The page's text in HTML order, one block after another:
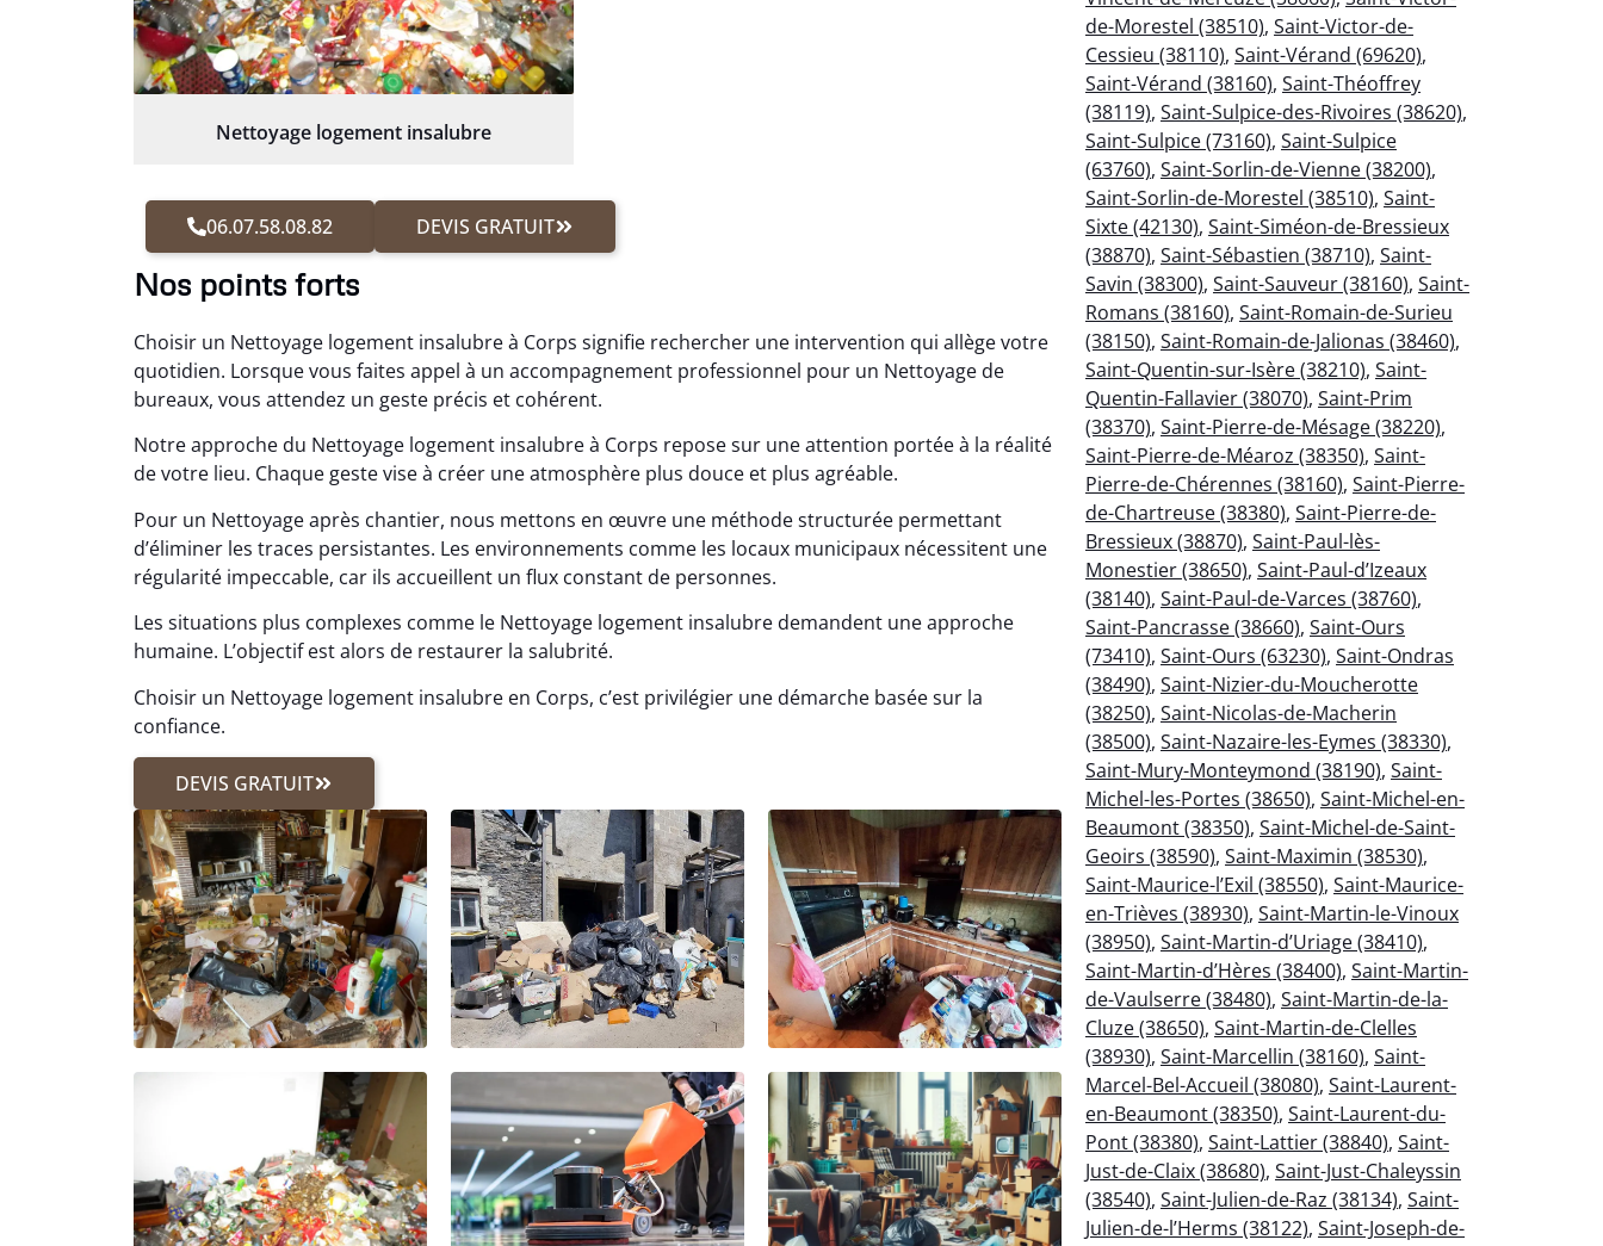
Nettoyage logement insalubre
06.07.58.08.82 DEVIS GRATUIT
Nos points forts
Choisir un Nettoyage logement insalubre à Corps signifie rechercher une intervention qui allège votre
quotidien. Lorsque vous faites appel à un accompagnement professionnel pour un Nettoyage de
bureaux, vous attendez un geste précis et cohérent.
Notre approche du Nettoyage logement insalubre à Corps repose sur une attention portée à la réalité
de votre lieu. Chaque geste vise à créer une atmosphère plus douce et plus agréable.
Pour un Nettoyage après chantier, nous mettons en œuvre une méthode structurée permettant
d’éliminer les traces persistantes. Les environnements comme les locaux municipaux nécessitent une
régularité impeccable, car ils accueillent un flux constant de personnes.
Les situations plus complexes comme le Nettoyage logement insalubre demandent une approche
humaine. L’objectif est alors de restaurer la salubrité.
Choisir un Nettoyage logement insalubre en Corps, c’est privilégier une démarche basée sur la
confiance.
DEVIS GRATUIT
de-Morestel (38510), Saint-Victor-de-
Cessieu (38110), Saint-Vérand (69620),
Saint-Vérand (38160), Saint-Théoffrey
(38119), Saint-Sulpice-des-Rivoires (38620),
Saint-Sulpice (73160), Saint-Sulpice
(63760), Saint-Sorlin-de-Vienne (38200),
Saint-Sorlin-de-Morestel (38510), Saint-
Sixte (42130), Saint-Siméon-de-Bressieux
(38870), Saint-Sébastien (38710), Saint-
Savin (38300), Saint-Sauveur (38160), Saint-
Romans (38160), Saint-Romain-de-Surieu
(38150), Saint-Romain-de-Jalionas (38460),
Saint-Quentin-sur-Isère (38210), Saint-
Quentin-Fallavier (38070), Saint-Prim
(38370), Saint-Pierre-de-Mésage (38220),
Saint-Pierre-de-Méaroz (38350), Saint-
Pierre-de-Chérennes (38160), Saint-Pierre-
de-Chartreuse (38380), Saint-Pierre-de-
Bressieux (38870), Saint-Paul-lès-
Monestier (38650), Saint-Paul-d’Izeaux
(38140), Saint-Paul-de-Varces (38760),
Saint-Pancrasse (38660), Saint-Ours
(73410), Saint-Ours (63230), Saint-Ondras
(38490), Saint-Nizier-du-Moucherotte
(38250), Saint-Nicolas-de-Macherin
(38500), Saint-Nazaire-les-Eymes (38330),
Saint-Mury-Monteymond (38190), Saint-
Michel-les-Portes (38650), Saint-Michel-en-
Beaumont (38350), Saint-Michel-de-Saint-
Geoirs (38590), Saint-Maximin (38530),
Saint-Maurice-l’Exil (38550), Saint-Maurice-
en-Trièves (38930), Saint-Martin-le-Vinoux
(38950), Saint-Martin-d’Uriage (38410),
Saint-Martin-d’Hères (38400), Saint-Martin-
de-Vaulserre (38480), Saint-Martin-de-la-
Cluze (38650), Saint-Martin-de-Clelles
(38930), Saint-Marcellin (38160), Saint-
Marcel-Bel-Accueil (38080), Saint-Laurent-
en-Beaumont (38350), Saint-Laurent-du-
Pont (38380), Saint-Lattier (38840), Saint-
Just-de-Claix (38680), Saint-Just-Chaleyssin
(38540), Saint-Julien-de-Raz (38134), Saint-
Julien-de-l’Herms (38122), Saint-Joseph-de-